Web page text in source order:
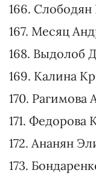
154. Козуб
155.
156. Карабута
157.
158.
159. Кваша
160.
161. Киевец